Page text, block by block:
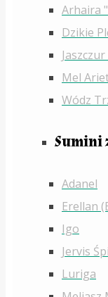
Arhaira
Dzikie
Mel
Wódz
Sumini
Adanel
Erellan
Igo
Jervis
Luriga